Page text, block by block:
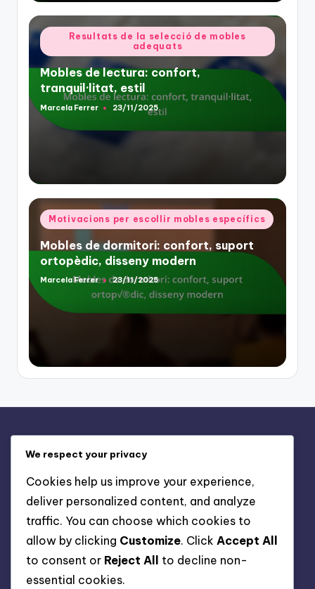
Posted
in
Resultats de la selecció de mobles
adequats
Mobles de lectura: confort,
tranquil·litat, estil
Posted
by
Marcela Ferrer 23/11/2025
Posted
in
Motivacions per escollir mobles específics
Mobles de dormitori: confort, suport
ortopèdic, disseny modern
Posted
Marcela Ferrer 23/11/2025
Data Protection Policy
Contact Us
Our Story
Cookies & Tracking
We respect your privacy
Cookies help us improve your experience,
deliver personalized content, and analyze
traffic. You can choose which cookies to
allow by clicking Customize. Click Accept All
to consent or Reject All
to decline non-
essential cookies.